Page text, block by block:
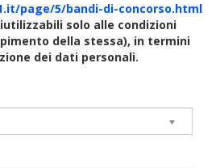
page/5/bandi-di-concorso.html
solo alle condizioni
della stessa), in termini
dei dati personali.